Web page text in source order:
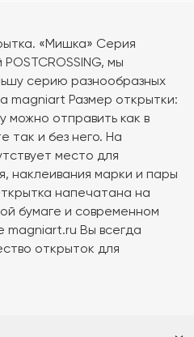
«Мишка» Серия
мы
серию разнообразных
magniart Размер открытки:
можно отправить как в
так и без него. На
место для
наклеивания марки и пары
напечатана на
бумаге и современном
magniart.ru Вы всегда
открыток для